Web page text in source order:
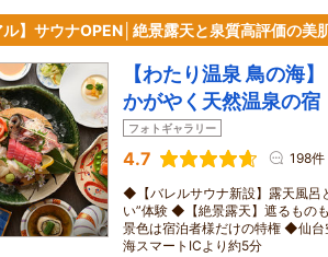
ル】サウナOPEN│絶景露天と泉質高評価の美
【わたり温泉 鳥の海
かがやく天然温泉の宿
フォトギャラリー
4.7 198件
◆【バレルサウナ新設】露天風呂
い”体験 ◆【絶景露天】遮るもの
景色は宿泊者様だけの特権 ◆仙
海スマートICより約5分